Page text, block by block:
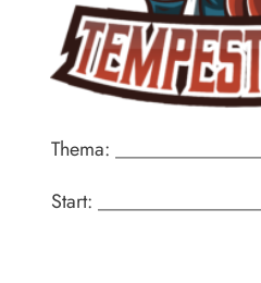
Thema: ________________
Start: __________________